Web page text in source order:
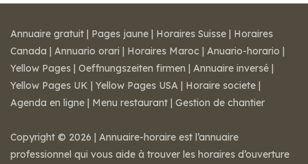
Annuaire gratuit | Pages jaune | Horaires Suisse | Horaires
Canada | Annuario orari | Horaires Maroc | Anuario-horario |
Yellow Pages | Oeffnungszeiten firmen | Annuaire inversé |
Yellow Pages UK | Yellow Pages USA | Horaire societe |
Agenda en ligne | Menu restaurant | Gestion de chantier
Copyright © 2026 | Annuaire-horaire est l’annuaire
professionnel qui vous aide à trouver les horaires d’ouverture